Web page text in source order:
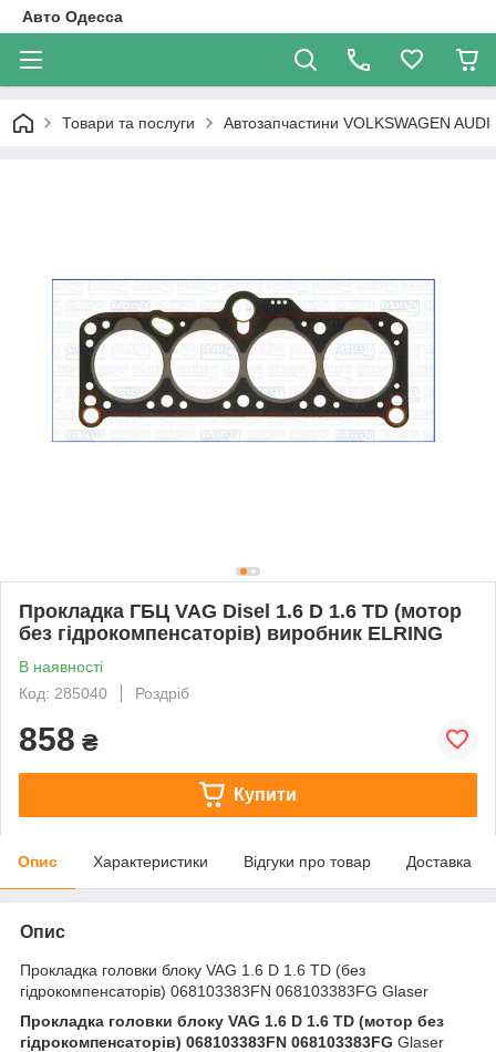
Авто Одесса
Товари та послуги Автозапчастини VOLKSWAGEN AUDI
Прокладка ГБЦ VAG Disel 1.6 D 1.6 TD (мотор
без гідрокомпенсаторів) виробник ELRING
В наявності
Код: 285040
Роздріб
858 ₴
Купити
Опис Характеристики Відгуки про товар Доставка
Опис
Прокладка головки блоку VAG 1.6 D 1.6 TD (без
гідрокомпенсаторів) 068103383FN 068103383FG Glaser
Прокладка головки блоку VAG 1.6 D 1.6 TD (мотор без
гідрокомпенсаторів) 068103383FN 068103383FG Glaser